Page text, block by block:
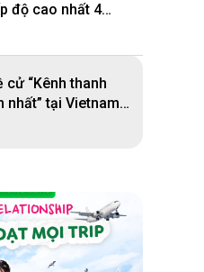
độ cao nhất 4
“Kênh thanh
tại Vietnam